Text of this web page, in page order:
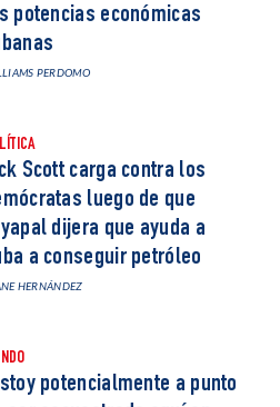
potencias económicas
PERDOMO
Scott carga contra los
luego de que
dijera que ayuda a
a conseguir petróleo
HERNÁNDEZ
potencialmente a punto